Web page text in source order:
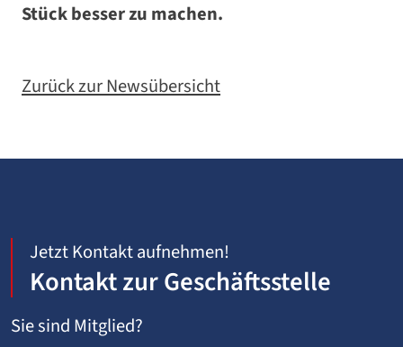
Stück besser zu machen.
Zurück zur Newsübersicht
Jetzt Kontakt aufnehmen!
Kontakt zur Geschäftsstelle
Sie sind Mitglied?